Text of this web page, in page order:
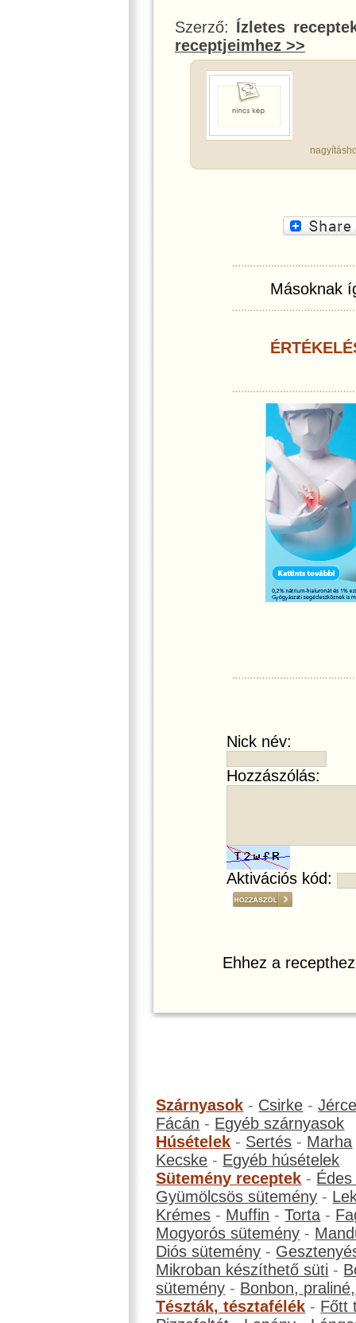
Szerző: Ízletes
receptjeimhez >>
Másoknak
Nick név:
Hozzászólás:
Aktivációs kód:
Ehhez a
Szárnyasok - Csirke -
Fácán - Egyéb szárnyasok
Húsételek - Sertés - Marha
Kecske - Egyéb húsételek
Sütemény receptek -
Gyümölcsös sütemény -
Krémes - Muffin -Torta -
Mogyorós sütemény -
Diós sütemény -
Mikroban készíthető süti -
sütemény - Bonbon,
Tészták, tésztafélék - Főtt